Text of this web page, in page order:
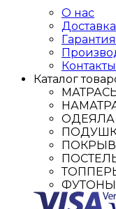
О нас
Гарантия
Контакты
Каталог
ОДЕЯЛА
ФУТОНЫ